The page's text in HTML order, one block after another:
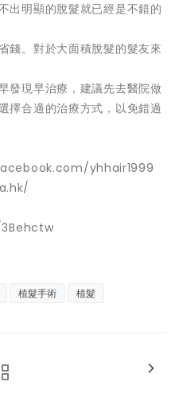
出明顯的脫髮就已經是不錯的
錢。對於大面積脫髮的髮友來
發現早治療，建議先去醫院做
擇合適的治療方式，以免錯過
yhhair1999
植髮手術 植髮